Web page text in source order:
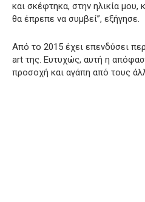
και σκέφτηκα, στην ηλικία μου,
θα έπρεπε να συμβεί”, εξήγησε.
Από το 2015 έχει επενδύσει
art της. Ευτυχώς, αυτή η
προσοχή και αγάπη από τους